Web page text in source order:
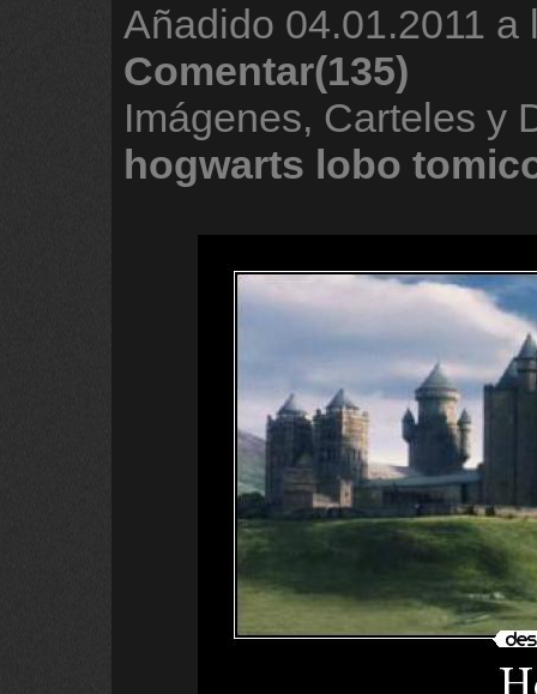
Añadido 04.01.2011 a
Comentar(135)
Imágenes, Carteles y
hogwarts lobo